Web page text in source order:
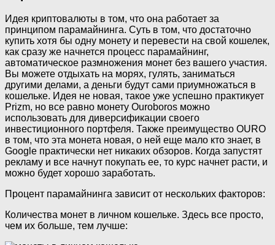
Идея криптовалюты в том, что она работает за
принципом парамайнинга. Суть в том, что достаточно
купить хотя бы одну монету и перевести на свой кошелек,
как сразу же начнется процесс парамайнинг,
автоматическое размножения монет без вашего участия.
Вы можете отдыхать на морях, гулять, заниматься
другими делами, а деньги будут сами приумножаться в
кошельке. Идея не новая, такое уже успешно практикует
Prizm, но все равно монету Ouroboros можно
использовать для диверсификации своего
инвестиционного портфеля. Также преимущество OURO
в том, что эта монета новая, о ней еще мало кто знает, в
Google практически нет никаких обзоров. Когда запустят
рекламу и все начнут покупать ее, то курс начнет расти, и
можно будет хорошо заработать.
Процент парамайнинга зависит от нескольких факторов:
Количества монет в личном кошельке. Здесь все просто,
чем их больше, тем лучше: